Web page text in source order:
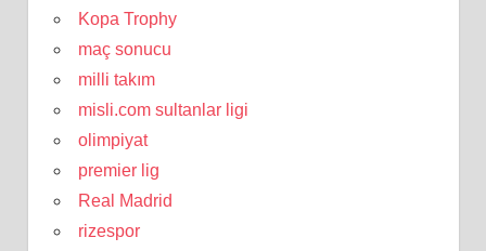
Kopa Trophy
maç sonucu
milli takım
misli.com sultanlar ligi
olimpiyat
premier lig
Real Madrid
rizespor